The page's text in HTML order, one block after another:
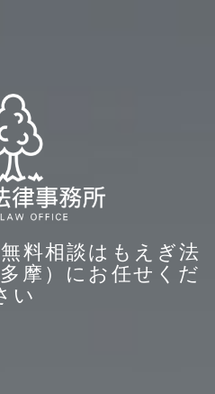
料相談はもえぎ法
摩）にお任せくだ
い